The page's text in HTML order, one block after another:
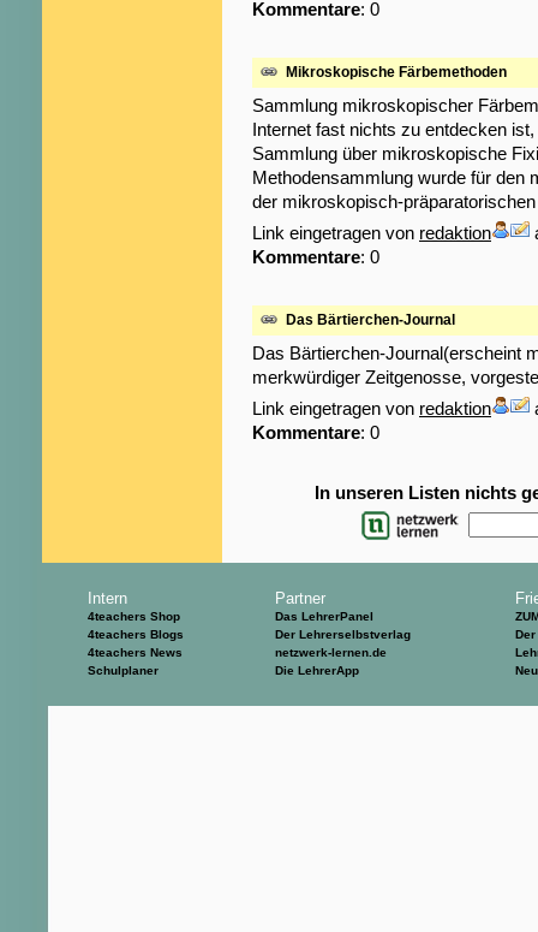
Kommentare: 0
Mikroskopische Färbemethoden
Sammlung mikroskopischer
Internet fast nichts zu entdecken
Sammlung über mikroskopische
Methodensammlung wurde für den
der mikroskopisch-
Link eingetragen von redaktion
Kommentare: 0
Das Bärtierchen-Journal
Das Bärtierchen-Journal(erscheint
merkwürdiger Zeitgenosse,
Link eingetragen von redaktion
Kommentare: 0
In unseren Listen nichts
Intern
4teachers Shop
4teachers Blogs
4teachers News
Schulplaner
Partner
Das LehrerPanel
Der Lehrerselbstverlag
netzwerk-lernen.de
Die LehrerApp